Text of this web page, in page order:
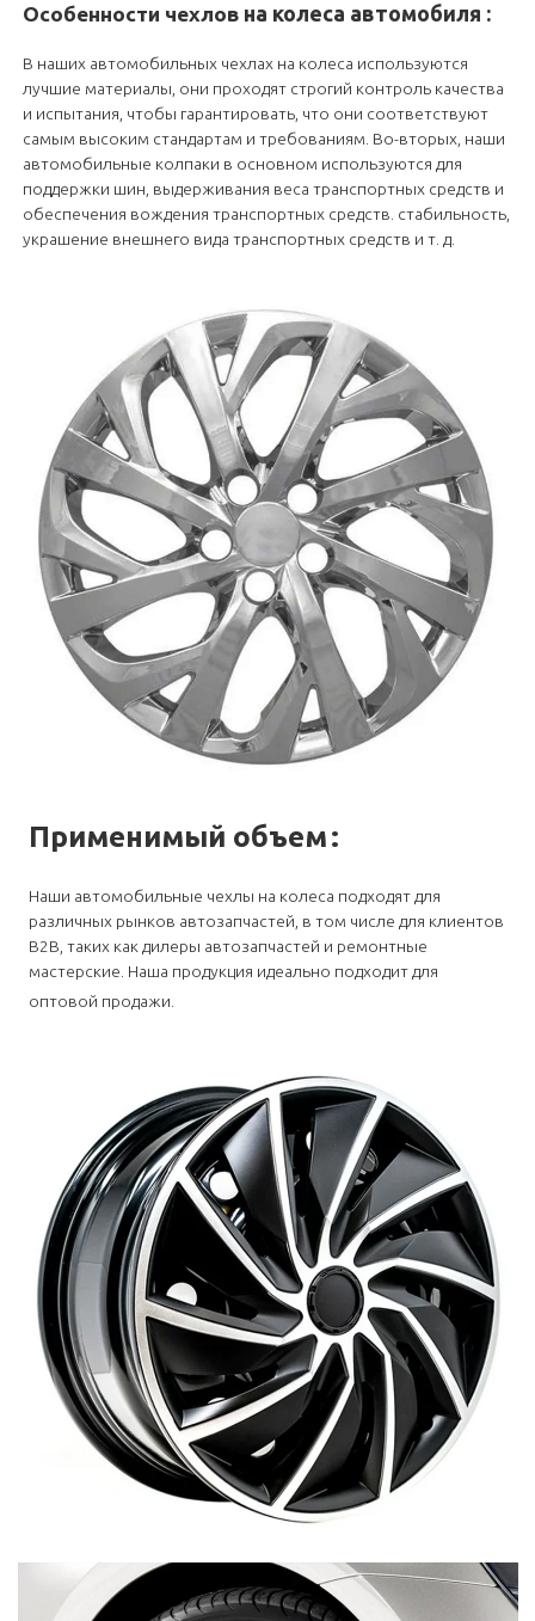
Особенности чехлов на колеса автомобиля :
В наших автомобильных чехлах на колеса используются
лучшие материалы, они проходят строгий контроль качества
и испытания, чтобы гарантировать, что они соответствуют
самым высоким стандартам и требованиям. Во-вторых, наши
автомобильные колпаки в основном используются для
поддержки шин, выдерживания веса транспортных средств и
обеспечения вождения транспортных средств. стабильность,
украшение внешнего вида транспортных средств и т. д.
Применимый объем:
Наши автомобильные чехлы на колеса подходят для
различных рынков автозапчастей, в том числе для клиентов
B2B, таких как дилеры автозапчастей и ремонтные
мастерские. Наша продукция идеально подходит для
оптовой продажи.